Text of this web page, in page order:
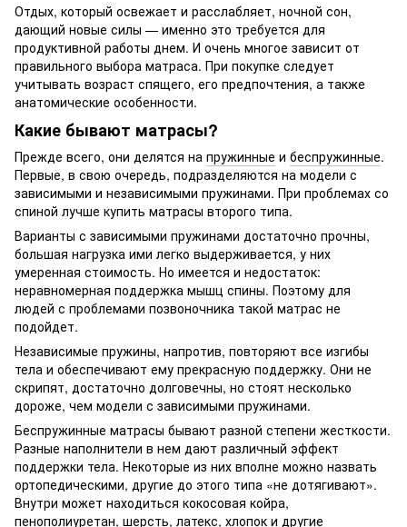
Отдых, который освежает и расслабляет, ночной сон,
дающий новые силы — именно это требуется для
продуктивной работы днем. И очень многое зависит от
правильного выбора матраса. При покупке следует
учитывать возраст спящего, его предпочтения, а также
анатомические особенности.
Какие бывают матрасы?
Прежде всего, они делятся на пружинные и беспружинные.
Первые, в свою очередь, подразделяются на модели с
зависимыми и независимыми пружинами. При проблемах со
спиной лучше купить матрасы второго типа.
Варианты с зависимыми пружинами достаточно прочны,
большая нагрузка ими легко выдерживается, у них
умеренная стоимость. Но имеется и недостаток:
неравномерная поддержка мышц спины. Поэтому для
людей с проблемами позвоночника такой матрас не
подойдет.
Независимые пружины, напротив, повторяют все изгибы
тела и обеспечивают ему прекрасную поддержку. Они не
скрипят, достаточно долговечны, но стоят несколько
дороже, чем модели с зависимыми пружинами.
Беспружинные матрасы бывают разной степени жесткости.
Разные наполнители в нем дают различный эффект
поддержки тела. Некоторые из них вполне можно назвать
ортопедическими, другие до этого типа «не дотягивают».
Внутри может находиться кокосовая койра,
пенополиуретан, шерсть, латекс, хлопок и другие